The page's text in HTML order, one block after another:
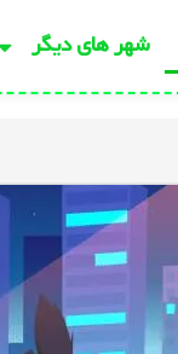
شهر های دیگر